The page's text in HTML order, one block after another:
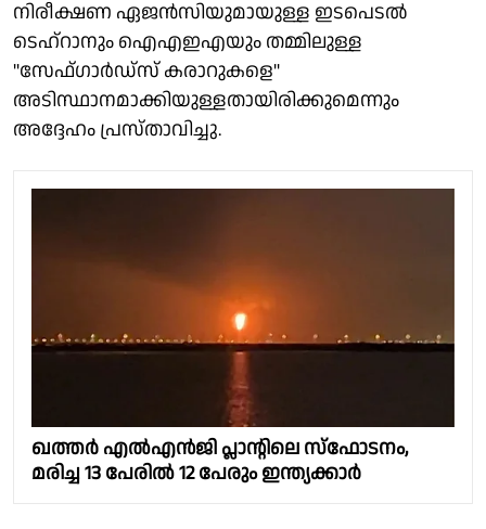
നിരീക്ഷണ ഏജൻസിയുമായുള്ള ഇടപെടൽ
ടെഹ്‌റാനും ഐഎഇഎയും തമ്മിലുള്ള
"സേഫ്ഗാർഡ്‌സ് കരാറുകളെ"
അടിസ്ഥാനമാക്കിയുള്ളതായിരിക്കുമെന്നും
അദ്ദേഹം പ്രസ്താവിച്ചു.
ഖത്തര്‍ എല്‍എന്‍ജി പ്ലാന്റിലെ സ്‌ഫോടനം,
മരിച്ച 13 പേരിൽ 12 പേരും ഇന്ത്യക്കാർ